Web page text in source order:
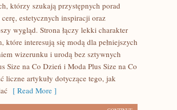
którzy szukają przystępnych porad
estetycznych inspiracji oraz
wygląd. Strona łączy lekki charakter
które interesują się modą dla pełniejszych
wizerunku i urodą bez sztywnych
Size na Co Dzień i Moda Plus Size na Co
liczne artykuły dotyczące tego, jak
[ Read More ]